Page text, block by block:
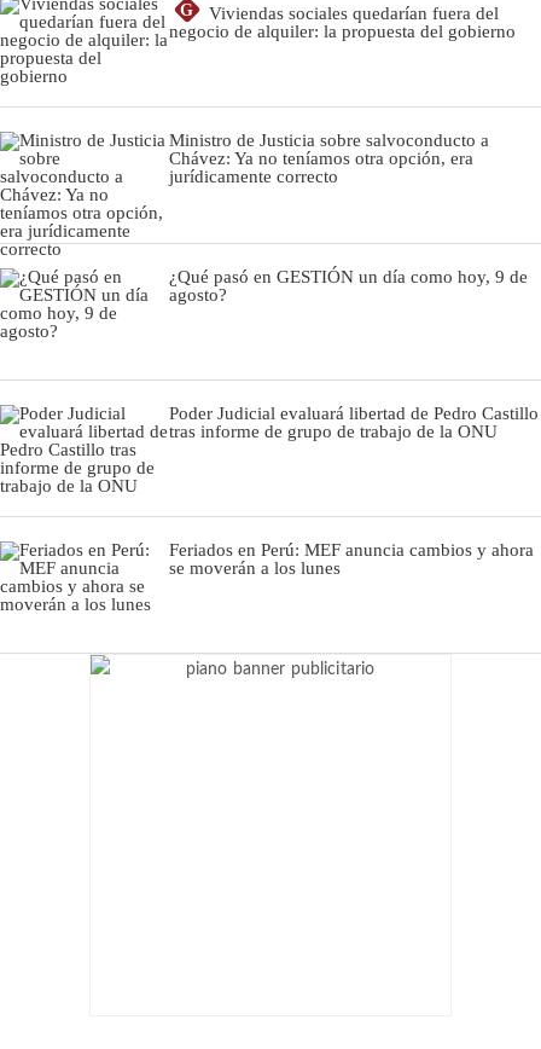
G
Viviendas sociales quedarían fuera del
negocio de alquiler: la propuesta del gobierno
Ministro de Justicia sobre salvoconducto a
Chávez: Ya no teníamos otra opción, era
jurídicamente correcto
¿Qué pasó en GESTIÓN un día como hoy, 9 de
agosto?
Poder Judicial evaluará libertad de Pedro Castillo
tras informe de grupo de trabajo de la ONU
Feriados en Perú: MEF anuncia cambios y ahora
se moverán a los lunes